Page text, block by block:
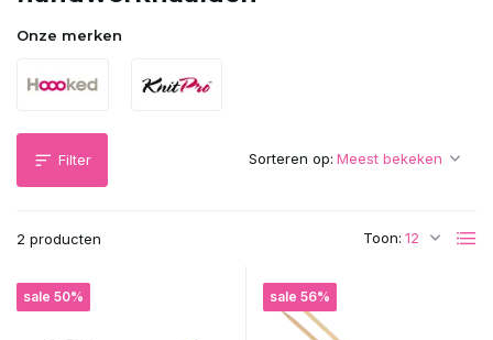
Onze merken
Filter
2 producten Toon:
Sorteren op:
sale 50% sale 56%